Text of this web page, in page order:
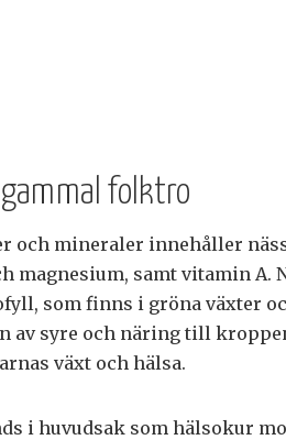
folktro
och mineraler innehåller
magnesium, samt vitamin A.
som finns i gröna växter
av syre och näring till
växt och hälsa.
i huvudsak som hälsokur